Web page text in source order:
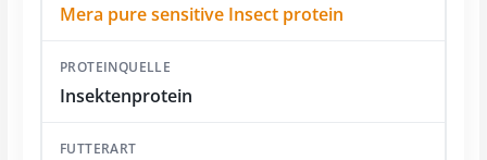
Mera pure sensitive Insect protein
Insektenprotein